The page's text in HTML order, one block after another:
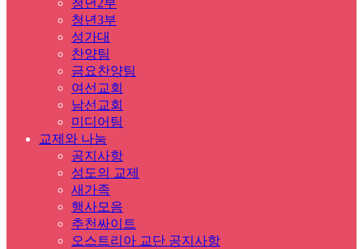
청년2부
청년3부
성가대
찬양팀
금요찬양팀
여선교회
남선교회
미디어팀
교제와 나눔
공지사항
성도의 교제
새가족
행사모음
추천싸이트
오스트리아 교단 공지사항